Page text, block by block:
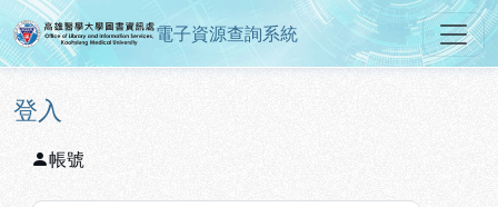
跳到主要內容
:::
高雄醫學大學圖書資訊處電子資
電子資源查詢系統
:::
登入
帳號